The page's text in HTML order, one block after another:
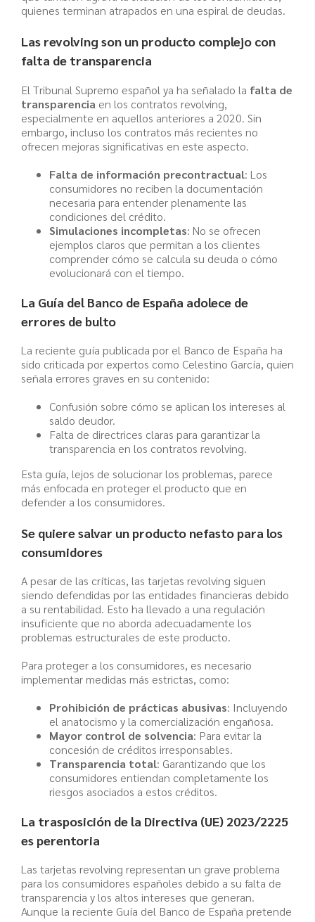
quienes terminan atrapados en una espiral de deudas.
Las revolving son un producto complejo con
falta de transparencia
El Tribunal Supremo español ya ha señalado la falta de
transparencia en los contratos revolving,
especialmente en aquellos anteriores a 2020. Sin
embargo, incluso los contratos más recientes no
ofrecen mejoras significativas en este aspecto.
Falta de información precontractual: Los
consumidores no reciben la documentación
necesaria para entender plenamente las
condiciones del crédito.
Simulaciones incompletas: No se ofrecen
ejemplos claros que permitan a los clientes
comprender cómo se calcula su deuda o cómo
evolucionará con el tiempo.
La Guía del Banco de España adolece de
errores de bulto
La reciente guía publicada por el Banco de España ha
sido criticada por expertos como Celestino García, quien
señala errores graves en su contenido:
Confusión sobre cómo se aplican los intereses al
saldo deudor.
Falta de directrices claras para garantizar la
transparencia en los contratos revolving.
Esta guía, lejos de solucionar los problemas, parece
más enfocada en proteger el producto que en
defender a los consumidores.
Se quiere salvar un producto nefasto para los
consumidores
A pesar de las críticas, las tarjetas revolving siguen
siendo defendidas por las entidades financieras debido
a su rentabilidad. Esto ha llevado a una regulación
insuficiente que no aborda adecuadamente los
problemas estructurales de este producto.
Para proteger a los consumidores, es necesario
implementar medidas más estrictas, como:
Prohibición de prácticas abusivas: Incluyendo
el anatocismo y la comercialización engañosa.
Mayor control de solvencia: Para evitar la
concesión de créditos irresponsables.
Transparencia total: Garantizando que los
consumidores entiendan completamente los
riesgos asociados a estos créditos.
La trasposición de la Directiva (UE) 2023/2225
es perentoria
Las tarjetas revolving representan un grave problema
para los consumidores españoles debido a su falta de
transparencia y los altos intereses que generan.
Aunque la reciente Guía del Banco de España pretende